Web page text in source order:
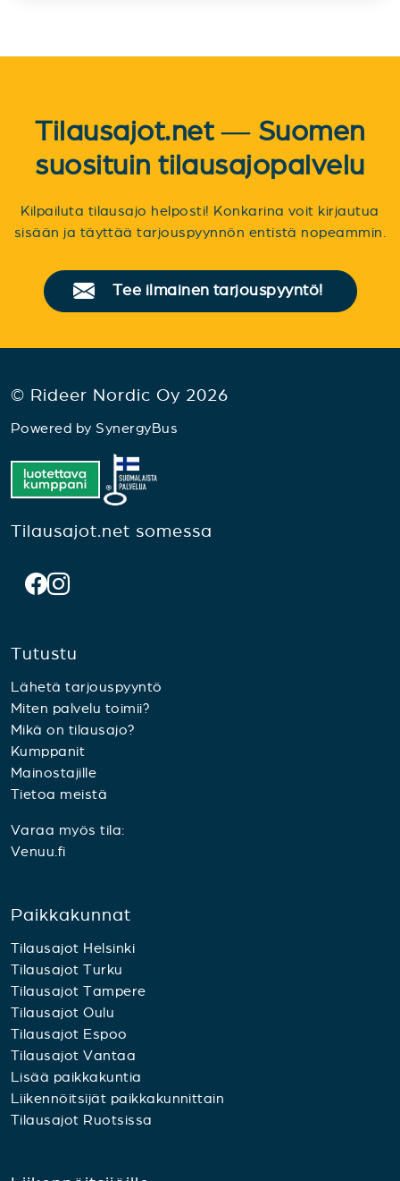
Tilausajot.net — Suomen
suosituin tilausajopalvelu
Kilpailuta tilausajo helposti! Konkarina voit kirjautua
sisään ja täyttää tarjouspyynnön entistä nopeammin.
Tee ilmainen tarjouspyyntö!
© Rideer Nordic Oy 2026
Powered by SynergyBus
Tilausajot.net somessa
Tutustu
Lähetä tarjouspyyntö
Miten palvelu toimii?
Mikä on tilausajo?
Kumppanit
Mainostajille
Tietoa meistä
Varaa myös tila:
Venuu.fi
Paikkakunnat
Tilausajot Helsinki
Tilausajot Turku
Tilausajot Tampere
Tilausajot Oulu
Tilausajot Espoo
Tilausajot Vantaa
Lisää paikkakuntia
Liikennöitsijät paikkakunnittain
Tilausajot Ruotsissa